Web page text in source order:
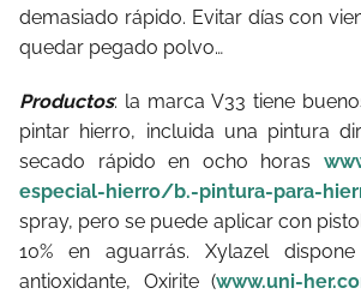
demasiado rápido. Evitar días con
quedar pegado polvo…
Productos: la marca V33 tiene
pintar hierro, incluida una pintura
secado rápido en ocho horas
especial-hierro/b.-pintura-para-
spray, pero se puede aplicar con
10% en aguarrás. Xylazel
antioxidante, Oxirite (www.uni-